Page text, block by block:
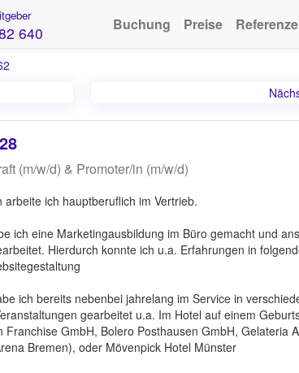
640 Buchung Preise
(m/w/d) & Promoter/in (m/w/d)
arbeite ich hauptberuflich im Vertrieb.
ich eine Marketingausbildung im Büro gemacht und
Hierdurch konnte ich u.a. Erfahrungen in
ich bereits nebenbei jahrelang im Service in
gearbeitet u.a. Im Hotel auf einem
Franchise GmbH, Bolero Posthausen GmbH, Gelateria
Bremen), oder Mövenpick Hotel Münster